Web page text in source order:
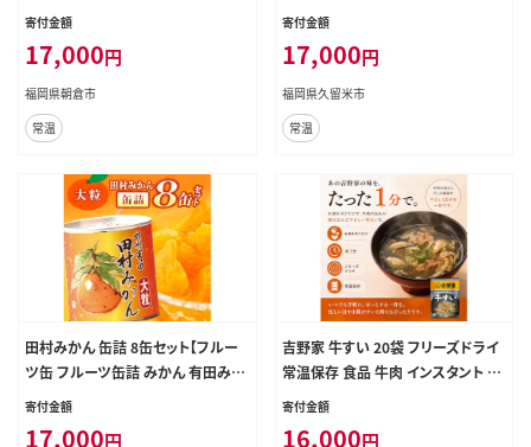
新生児 乳製品 グリコ （ ベビー 常温
のまま飲める 母乳 成長 発育 健康
防災 災害 プレゼント 人気 おすすめ
） 福岡県朝倉市
寄付金額
17,000円
福岡県朝倉市
常温
寄付金額
17,000円
福岡県久留米市
常温
田村みかん 缶詰 8缶セット【フルー
ツ缶 フルーツ缶詰 みかん 有田みか
ん 和歌山産】_AY6004n
寄付金額
17,000円
吉野家 牛すい 20袋 フリーズドライ
常温保存 食品 牛肉 インスタント 常
温 非常食 保存食 災害 防災 備蓄 ロ
寄付金額
16,000円